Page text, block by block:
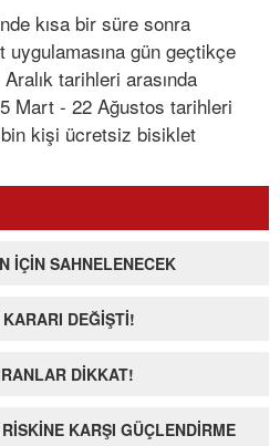
kısa bir süre sonra
gün geçtikçe
tarihleri arasında
Mart - 22 Ağustos tarihleri
kişi ücretsiz bisiklet
İÇİN SAHNELENECEK
DEĞİŞTİ!
DİKKAT!
KARŞI GÜÇLENDİRME